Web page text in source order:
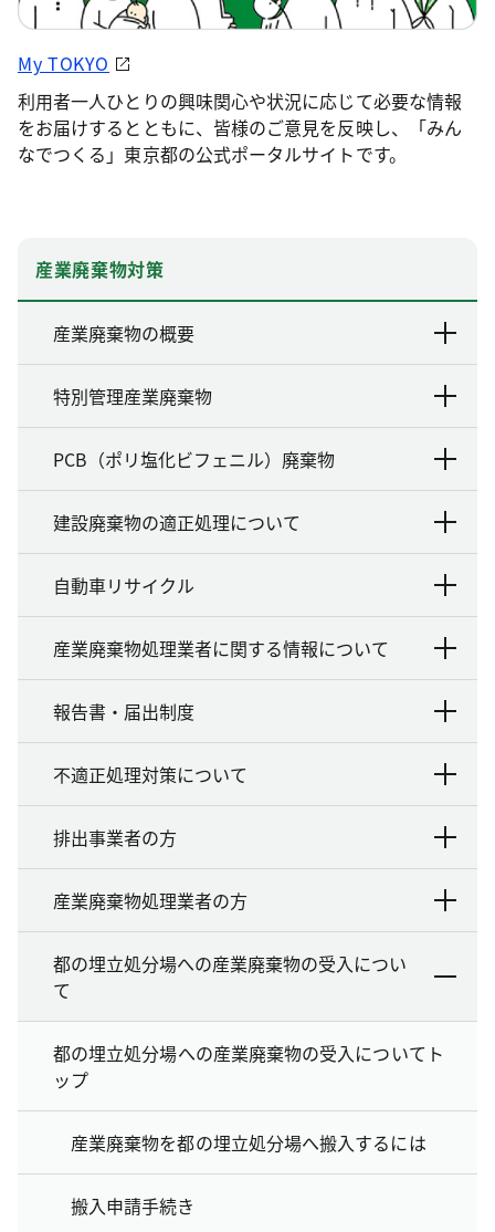
My TOKYO
利用者一人ひとりの興味関心や状況に応じて必要な情報
をお届けするとともに、皆様のご意見を反映し、「みん
なでつくる」東京都の公式ポータルサイトです。
産業廃棄物対策
産業廃棄物の概要
特別管理産業廃棄物
PCB（ポリ塩化ビフェニル）廃棄物
建設廃棄物の適正処理について
自動車リサイクル
産業廃棄物処理業者に関する情報について
報告書・届出制度
不適正処理対策について
排出事業者の方
産業廃棄物処理業者の方
都の埋立処分場への産業廃棄物の受入につい
て
都の埋立処分場への産業廃棄物の受入についてト
ップ
産業廃棄物を都の埋立処分場へ搬入するには
搬入申請手続き